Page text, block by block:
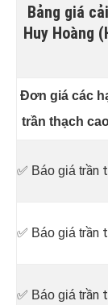
Bảng giá
Huy Hoàng
Đơn giá các
trần thạch
✅ Báo giá trần
✅ Báo giá trần
✅ Báo giá trần